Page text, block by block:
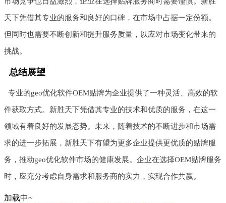
天下凭借其专业的服务和良好的口碑，在市场中占据一定份额。
但同时也需要不断创新和提升服务质量，以应对市场变化带来的
挑战。
总结展望
专业的geo优化软件OEM贴牌为企业提供了一种灵活、高效的软
件获取方式。新胜天下凭借其专业的技术和优质的服务，在这一
领域有着良好的发展态势。未来，随着技术的不断进步和市场需
求的进一步拓展，新胜天下有望为更多企业提供更优质的贴牌服
务，推动geo优化软件市场的健康发展。企业在选择OEM贴牌服务
时，应充分考虑自身需求和服务商的实力，实现合作共赢。
加载中~